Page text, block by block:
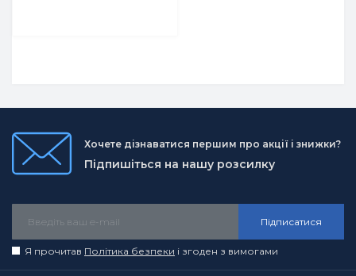
Хочете дізнаватися першим про акції і знижки?
Підпишіться на нашу розсилку
Підписатися
Я прочитав Політика безпеки і згоден з вимогами